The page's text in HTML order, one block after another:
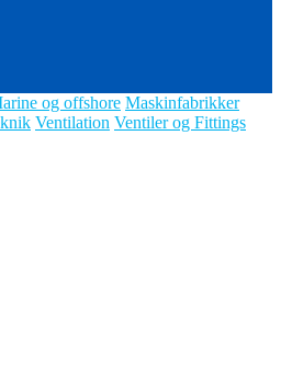
og offshore Maskinfabrikker
Ventilation Ventiler og Fittings